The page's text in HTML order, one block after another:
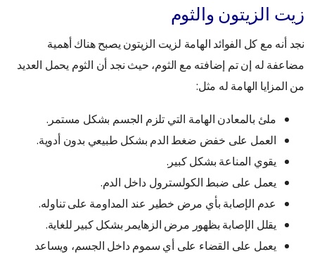
زيت الزيتون والثوم
نجد أنه مع كل الفوائد الهامة لزيت الزيتون يصبح هناك أهمية
مضاعفة له إن تم إضافته مع الثوم، حيث نجد أن الثوم يحمل العديد
من المزايا الهامة له مثل:
ملئ بالمعادن الهامة التي تلزم الجسم بشكل مستمر.
العمل على خفض ضغط الدم بشكل طبيعي بدون أدوية.
يقوي المناعة بشكل كبير.
يعمل على ضبط الكولسترول داخل الدم.
عدم الإصابة بأي مرض خطير عند المداومة على تناوله.
يقلل الإصابة بظهور مرض الزهايمر بشكل كبير للغاية.
يعمل على القضاء على أي سموم داخل الجسم، ويساعد